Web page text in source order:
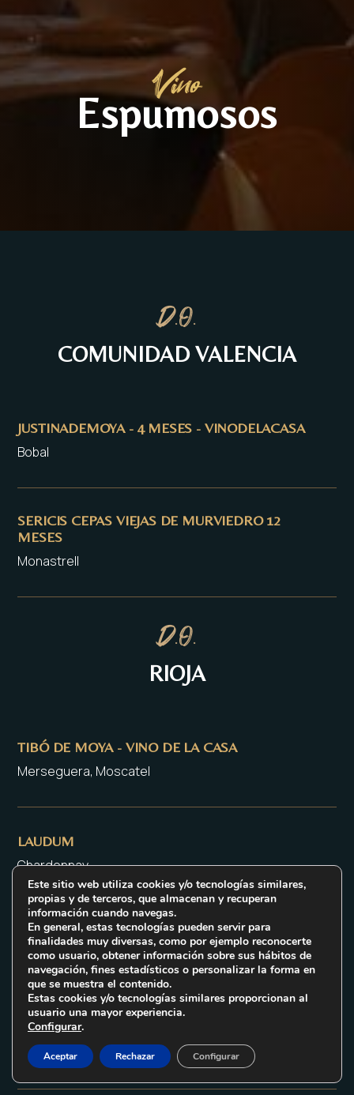
Vino
Espumosos
D.O.
COMUNIDAD VALENCIA
JUSTINADEMOYA - 4 MESES - VINODELACASA
Bobal
SERICIS CEPAS VIEJAS DE MURVIEDRO 12
MESES
Monastrell
D.O.
RIOJA
TIBÓ DE MOYA - VINO DE LA CASA
Merseguera, Moscatel
LAUDUM
Chardonnay
TIBÓ DE MOYA - VINO DE LA CASA
Merseguera, Moscatel
LAUDUM
Chardonnay
Este sitio web utiliza cookies y/o tecnologías similares,
propias y de terceros, que almacenan y recuperan
información cuando navegas.
En general, estas tecnologías pueden servir para
finalidades muy diversas, como por ejemplo reconocerte
como usuario, obtener información sobre sus hábitos de
navegación, fines estadísticos o personalizar la forma en
que se muestra el contenido.
Estas cookies y/o tecnologías similares proporcionan al
usuario una mayor experiencia.
Configurar.
Aceptar Rechazar Configurar